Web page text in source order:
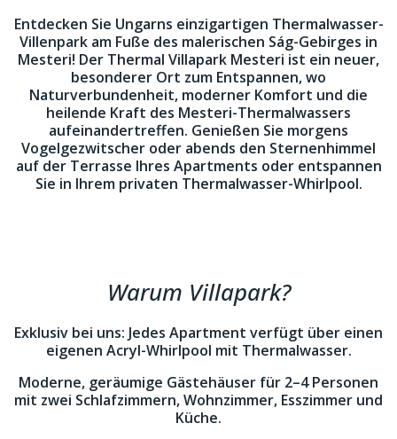
Entdecken Sie Ungarns einzigartigen Thermalwasser-
Villenpark am Fuße des malerischen Ság-Gebirges in
Mesteri! Der Thermal Villapark Mesteri ist ein neuer,
besonderer Ort zum Entspannen, wo
Naturverbundenheit, moderner Komfort und die
heilende Kraft des Mesteri-Thermalwassers
aufeinandertreffen. Genießen Sie morgens
Vogelgezwitscher oder abends den Sternenhimmel
auf der Terrasse Ihres Apartments oder entspannen
Sie in Ihrem privaten Thermalwasser-Whirlpool.
Warum Villapark?
Exklusiv bei uns: Jedes Apartment verfügt über einen
eigenen Acryl-Whirlpool mit Thermalwasser.
Moderne, geräumige Gästehäuser für 2–4 Personen
mit zwei Schlafzimmern, Wohnzimmer, Esszimmer und
Küche.